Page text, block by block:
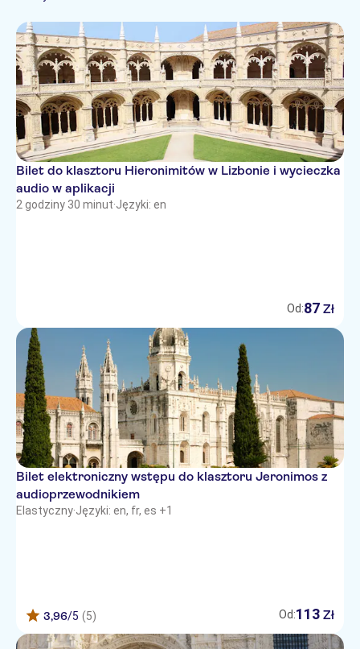
Wliczono posiłek
Prywatna Wycieczka
Oficjalny pośrednik
Japoński
Koreański
Portugalski
Chiński
Bilet do klasztoru Hieronimitów w Lizbonie i wycieczka
audio w aplikacji
2 godziny 30 minut·Języki: en
Od:87 Zł
Bilet elektroniczny wstępu do klasztoru Jeronimos z
audioprzewodnikiem
Elastyczny·Języki: en, fr, es +1
3,96/5 (5) Od:113 Zł